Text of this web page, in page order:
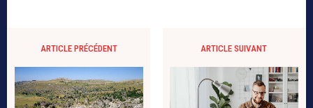
ARTICLE PRÉCÉDENT ARTICLE SUIVANT